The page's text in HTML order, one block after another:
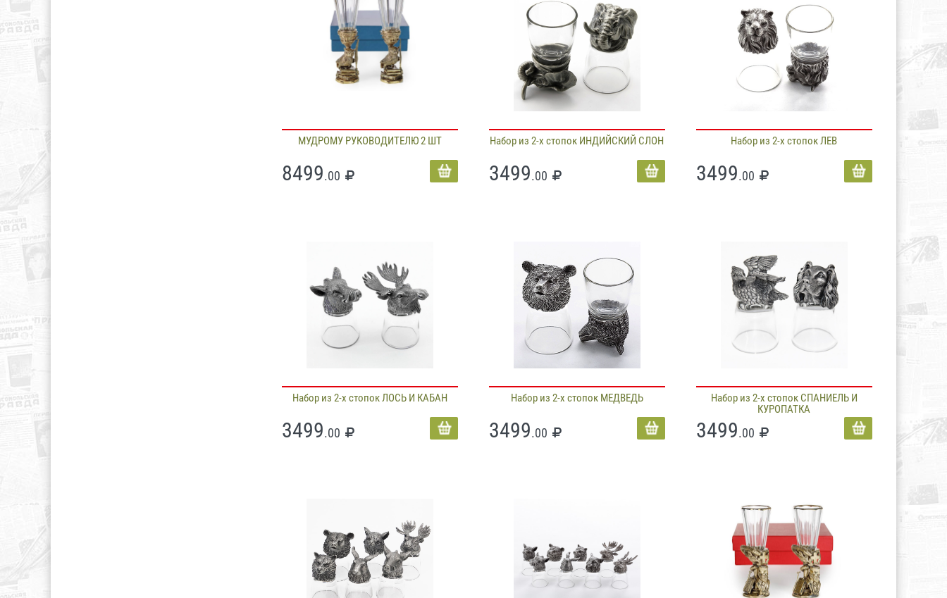
МУДРОМУ РУКОВОДИТЕЛЮ 2 ШТ
8499.00
Набор из 2-х стопок ИНДИЙСКИЙ СЛОН
3499.00
Набор из 2-х стопок ЛЕВ
3499.00
Набор из 2-х стопок ЛОСЬ И КАБАН
3499.00
Набор из 2-х стопок МЕДВЕДЬ
3499.00
Набор из 2-х стопок СПАНИЕЛЬ И
КУРОПАТКА
3499.00